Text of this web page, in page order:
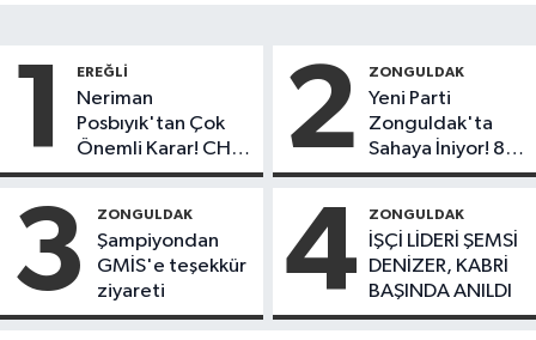
1 EREĞLI
Neriman
Posbıyık'tan Çok
Önemli Karar! CHP
mi Yeni Parti mi?
2 ZONGULDAK
Yeni Parti
Zonguldak'ta
Sahaya İniyor! 8
İlçede Kurucu
Başladı
3 ZONGULDAK
Şampiyondan
GMİS'e teşekkür
ziyareti
4 ZONGULDAK
İŞÇİ LİDERİ ŞEMSİ
DENİZER, KABRİ
BAŞINDA ANILDI